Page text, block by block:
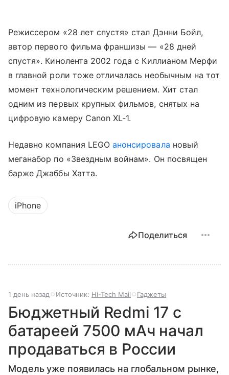
Режиссером «28 лет спустя» стал Дэнни Бойл,
автор первого фильма франшизы — «28 дней
спустя». Кинолента 2002 года с Киллианом Мерфи
в главной роли тоже отличалась необычным на тот
момент технологическим решением. Хит стал
одним из первых крупных фильмов, снятых на
цифровую камеру Canon XL-1.
Недавно компания LEGOанонсировала новый
меганабор по «Звездным войнам». Он посвящен
барже Джаббы Хатта.
iPhone
Поделиться
1 день назад Источник: Hi-Tech Mail Гаджеты
Бюджетный Redmi 17 с
батареей 7500 мАч начал
продаваться в России
Модель уже появилась на глобальном рынке,